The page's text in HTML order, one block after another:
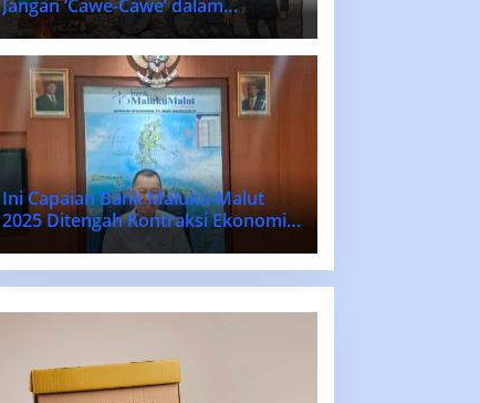
Jangan ‘Cawe-Cawe’ dalam
Penentuan Vendor Lokal Blok
MASELA.
Ini Capaian Bank Maluku-Malut
2025 Ditengah Kontraksi Ekonomi
Nasional dan Daerah